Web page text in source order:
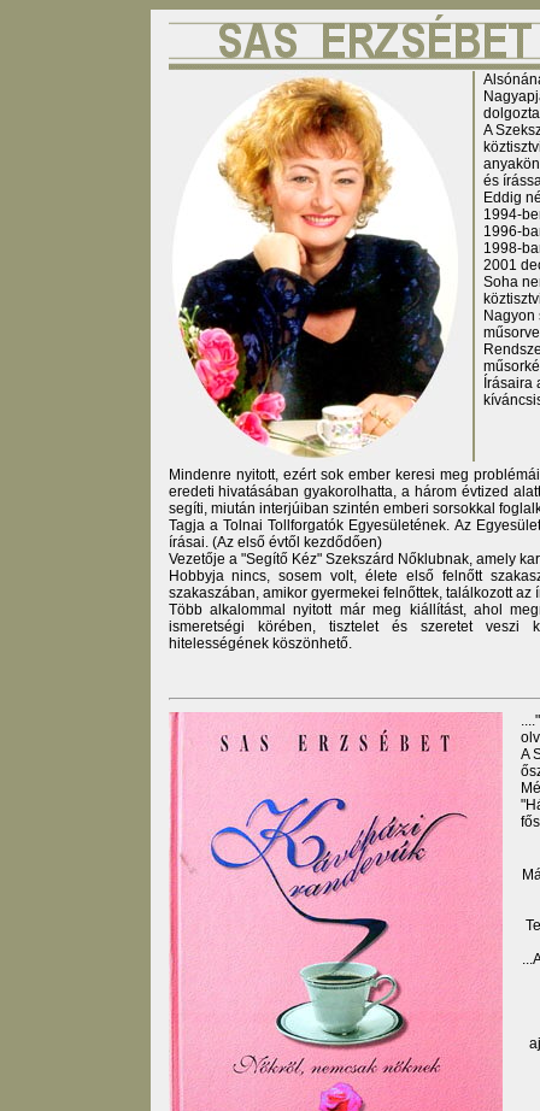
A
és
Eddig
1994-
1996-
1998-
2001
Soha
Nagyon
Írásaira
Mindenre nyitott, ezért sok ember keresi meg
eredeti hivatásában gyakorolhatta, a három évtized
segíti, miután interjúiban szintén emberi sorsokkal
Tagja a Tolnai Tollforgatók Egyesületének. Az
írásai. (Az első évtől kezdődően)
Vezetője a "Segítő Kéz" Szekszárd Nőklubnak, amely
Hobbyja nincs, sosem volt, élete első felnőtt
szakaszában, amikor gyermekei felnőttek, találkozott
Több alkalommal nyitott már meg kiállítást, ahol
ismeretségi körében, tisztelet és szeretet veszi
hitelességének köszönhető.
A